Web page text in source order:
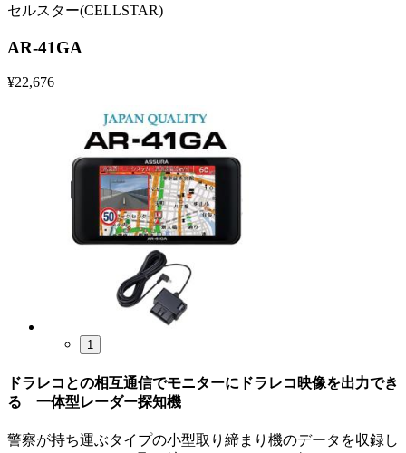
セルスター(CELLSTAR)
AR-41GA
¥22,676
1
ドラレコとの相互通信でモニターにドラレコ映像を出力でき
る 一体型レーダー探知機
警察が持ち運ぶタイプの小型取り締まり機のデータを収録し